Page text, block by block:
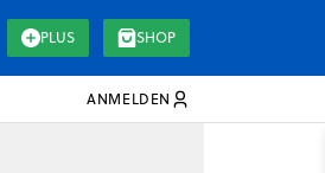
PLUS SHOP
ANMELDEN